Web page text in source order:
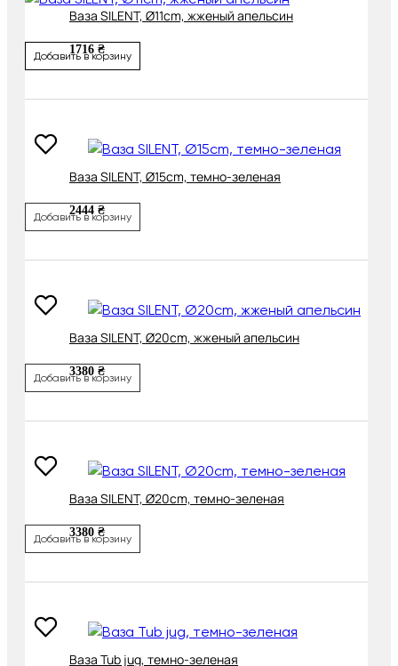
Ваза SILENT, Ø11cm, жженый апельсин
1716 ₴
Добавить в корзину
Ваза SILENT, Ø15cm, темно-зеленая
2444 ₴
Добавить в корзину
Ваза SILENT, Ø20cm, жженый апельсин
3380 ₴
Добавить в корзину
Ваза SILENT, Ø20cm, темно-зеленая
3380 ₴
Добавить в корзину
Ваза Tub jug, темно-зеленая